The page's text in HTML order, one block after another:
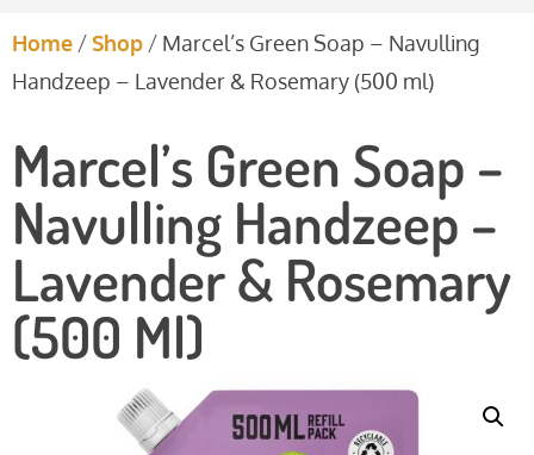
Home / Shop / Marcel’s Green Soap – Navulling
Handzeep – Lavender & Rosemary (500 ml)
Marcel’s Green Soap –
Navulling Handzeep –
Lavender & Rosemary
(500 Ml)